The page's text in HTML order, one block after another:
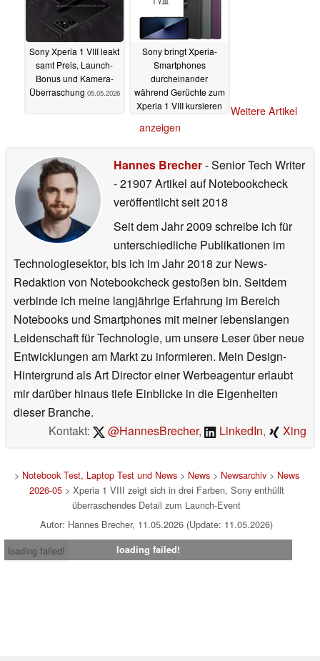
Sony Xperia 1 VIII leakt
samt Preis, Launch-
Bonus und Kamera-
Überraschung 05.05.2026
Sony bringt Xperia-
Smartphones
durcheinander
während Gerüchte zum
Xperia 1 VIII kursieren
Weitere Artikel
anzeigen
Hannes Brecher- Senior Tech Writer
- 21907 Artikel auf Notebookcheck
veröffentlichtseit 2018
Seit dem Jahr 2009 schreibe ich für
unterschiedliche Publikationen im
Technologiesektor, bis ich im Jahr 2018 zur News-
Redaktion von Notebookcheck gestoßen bin. Seitdem
verbinde ich meine langjährige Erfahrung im Bereich
Notebooks und Smartphones mit meiner lebenslangen
Leidenschaft für Technologie, um unsere Leser über neue
Entwicklungen am Markt zu informieren. Mein Design-
Hintergrund als Art Director einer Werbeagentur erlaubt
mir darüber hinaus tiefe Einblicke in die Eigenheiten
dieser Branche.
Kontakt:
@HannesBrecher, LinkedIn, Xing
> Notebook Test, Laptop Test und News> News> Newsarchiv> News
2026-05> Xperia 1 VIII zeigt sich in drei Farben, Sony enthüllt
überraschendes Detail zum Launch-Event
Autor: Hannes Brecher, 11.05.2026 (Update: 11.05.2026)
loading failed!
loading failed!